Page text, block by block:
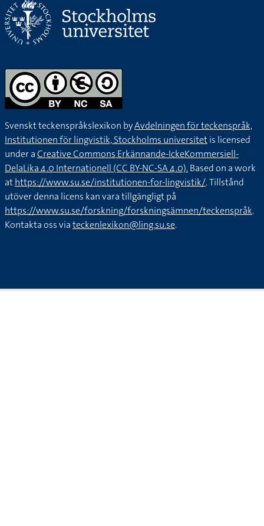
Svenskt teckenspråkslexikon byAvdelningen för teckenspråk,
Institutionen för lingvistik, Stockholms universitetis licensed
under aCreative Commons Erkännande-IckeKommersiell-
DelaLika 4.0 Internationell (CC BY-NC-SA 4.0).Based on a work
athttps://www.su.se/institutionen-for-lingvistik/. Tillstånd
utöver denna licens kan vara tillgängligt på
https://www.su.se/forskning/forskningsämnen/teckenspråk.
Kontakta oss viateckenlexikon@ling.su.se.